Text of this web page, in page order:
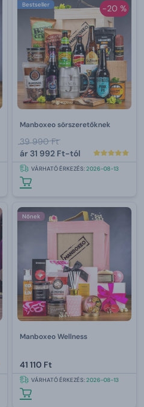
-20 %
Bestseller
Manboxeo sörszeretőknek
39 990 Ft
ár31 992 Ft-tól
VÁRHATÓ ÉRKEZÉS:2026-08-13
Nőnek
Manboxeo Wellness
41 110 Ft
VÁRHATÓ ÉRKEZÉS:2026-08-13